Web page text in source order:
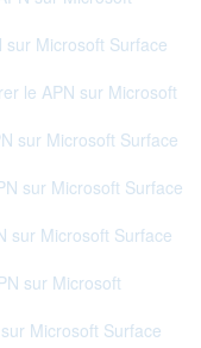
Microsoft Surface
le APN sur Microsoft
sur Microsoft Surface
sur Microsoft Surface
sur Microsoft Surface
sur Microsoft
Microsoft Surface